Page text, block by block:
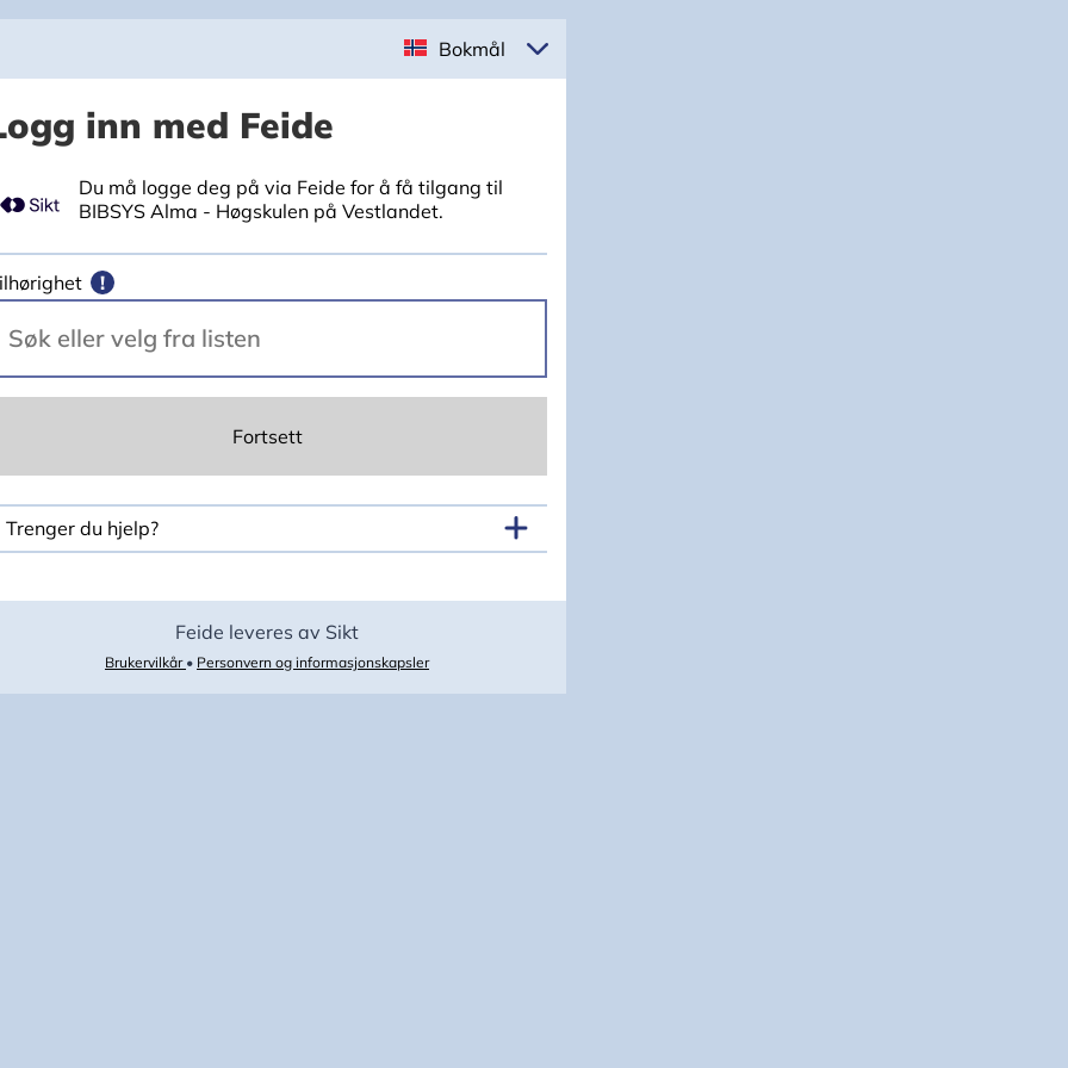
Bokmål
inn med Feide
Du må logge deg på via Feide for å få tilgang til
BIBSYS Alma - Høgskulen på Vestlandet.
!
Fortsett
Trenger du hjelp?
Feide leveres av Sikt
Brukervilkår • Personvern og informasjonskapsler